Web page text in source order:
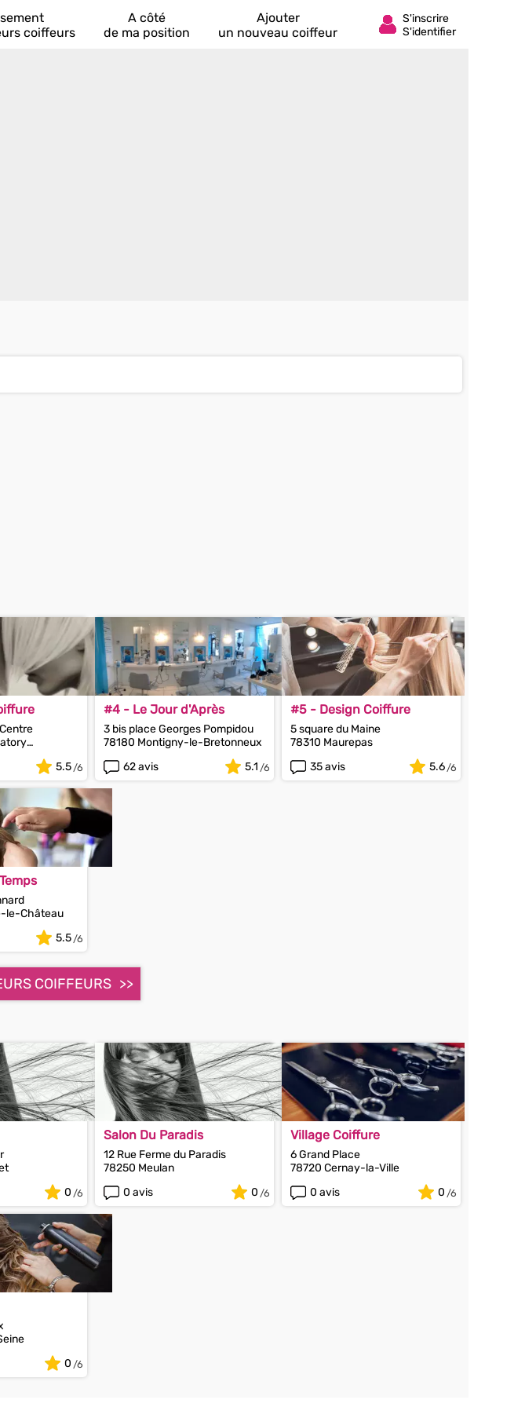
coiffeurs
A côté
de ma position
Ajouter
un nouveau coiffeur
5.5
#4 - Le Jour d'Après
3 bis place Georges Pompidou
78180 Montigny-le-Bretonneux
62 avis
5.1
#5 - Design Coiffure
5 square du Maine
78310 Maurepas
35 avis
5.6
le-Château
5.5
COIFFEURS
0
Salon Du Paradis
12 Rue Ferme du Paradis
78250 Meulan
0 avis
0
Village Coiffure
6 Grand Place
78720 Cernay-la-Ville
0 avis
0
0